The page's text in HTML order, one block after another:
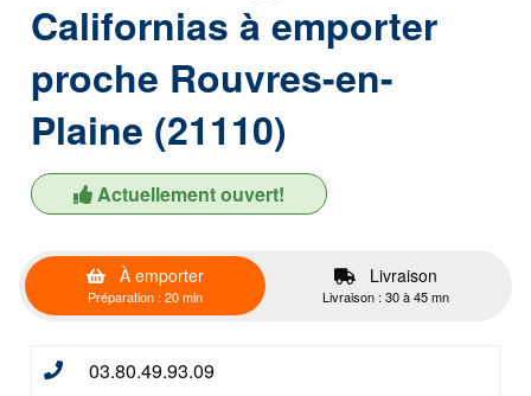
Californias à emporter
proche Rouvres-en-
Plaine (21110)
Actuellement ouvert!
À emporter
Préparation : 20 min
Livraison
Livraison : 30 à 45 mn
03.80.49.93.09